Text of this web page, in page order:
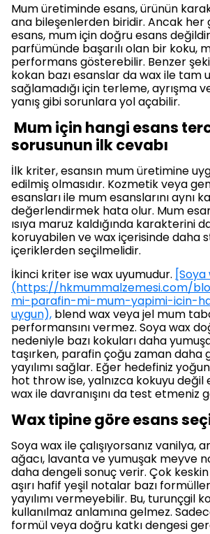
Mum üretiminde esans, ürünün
ana bileşenlerden biridir. Ancak her
esans, mum için doğru esans
parfümünde başarılı olan bir koku,
performans gösterebilir. Benzer
kokan bazı esanslar da wax ile tam
sağlamadığı için terleme, ayrışma
yanış gibi sorunlara yol açabilir.
Mum için hangi esans
sorusunun ilk cevabı
İlk kriter, esansın mum üretimine
edilmiş olmasıdır. Kozmetik veya
esansları ile mum esanslarını aynı
değerlendirmek hata olur. Mum
ısıya maruz kaldığında karakterini
koruyabilen ve wax içerisinde daha
içeriklerden seçilmelidir.
İkinci kriter ise wax uyumudur.
(https://hkmummalzemesi.com/
mi-parafin-mi-mum-yapimi-icin-
uygun), blend wax veya jel mum
performansını vermez. Soya wax
nedeniyle bazı kokuları daha
taşırken, parafin çoğu zaman daha
yayılımı sağlar. Eğer hedefiniz
hot throw ise, yalnızca kokuyu değil
wax ile davranışını da test etmeniz
Wax tipine göre esans
Soya wax ile çalışıyorsanız vanilya,
ağacı, lavanta ve yumuşak meyve
daha dengeli sonuç verir. Çok
aşırı hafif yeşil notalar bazı
yayılımı vermeyebilir. Bu, turunçgil
kullanılmaz anlamına gelmez.
formül veya doğru katkı dengesi